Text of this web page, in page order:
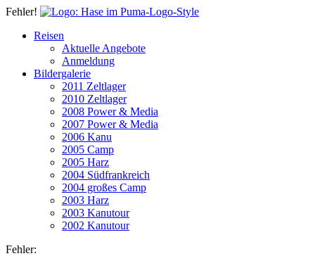
Fehler!
Reisen
Aktuelle Angebote
Anmeldung
Bildergalerie
2011 Zeltlager
2010 Zeltlager
2008 Power & Media
2007 Power & Media
2006 Kanu
2005 Camp
2005 Harz
2004 Südfrankreich
2004 großes Camp
2003 Harz
2003 Kanutour
2002 Kanutour
Fehler: